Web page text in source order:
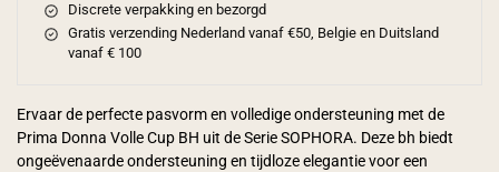
Discrete verpakking en bezorgd
Gratis verzending Nederland vanaf €50, Belgie en Duitsland
vanaf € 100
Ervaar de perfecte pasvorm en volledige ondersteuning met de
Prima Donna Volle Cup BH uit de Serie SOPHORA. Deze bh biedt
ongeëvenaarde ondersteuning en tijdloze elegantie voor een